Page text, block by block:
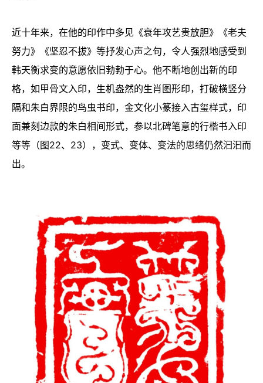
近十年来，在他的印作中多见《衰年攻艺贵放胆》《老夫
努力》《坚忍不拔》等抒发心声之句，令人强烈地感受到
韩天衡求变的意愿依旧勃勃于心。他不断地创出新的印
格，如甲骨文入印，生机盎然的生肖图形印，打破横竖分
隔和朱白界限的鸟虫书印，金文化小篆接入古玺样式，印
面兼刻边款的朱白相间形式，参以北碑笔意的行楷书入印
等等（图22、23），变式、变体、变法的思绪仍然汩汩而
出。